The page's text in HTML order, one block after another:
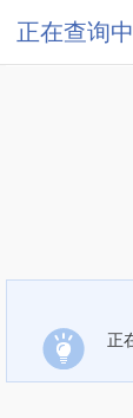
正在查询中
正